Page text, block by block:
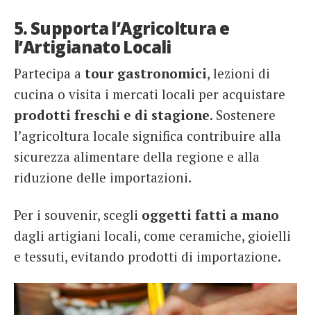
5. Supporta l’Agricoltura e
l’Artigianato Locali
Partecipa a tour gastronomici, lezioni di
cucina o visita i mercati locali per acquistare
prodotti freschi e di stagione. Sostenere
l’agricoltura locale significa contribuire alla
sicurezza alimentare della regione e alla
riduzione delle importazioni.
Per i souvenir, scegli oggetti fatti a mano
dagli artigiani locali, come ceramiche, gioielli
e tessuti, evitando prodotti di importazione.